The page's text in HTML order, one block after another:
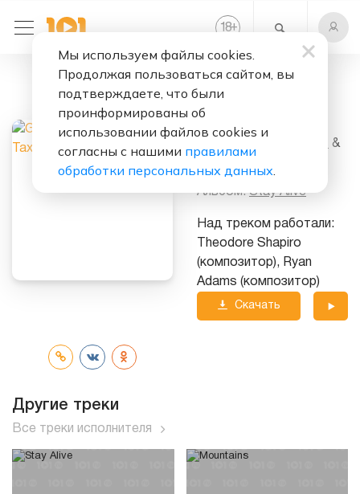
18+
Stay Alive
&
Альбом:Stay Alive
Над треком работали:
Theodore Shapiro
(композитор), Ryan
Adams (композитор)
Скачать
Другие треки
Все треки исполнителя
Мы используем файлы cookies.
Продолжая пользоваться сайтом, вы
подтверждаете, что были
проинформированы об
использовании файлов cookies и
согласны с нашими правилами
обработки персональных данных.